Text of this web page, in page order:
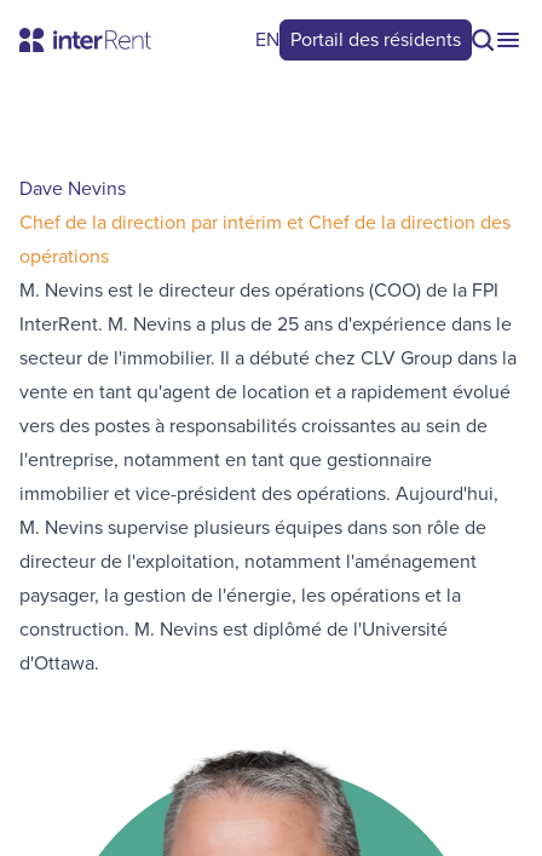
EN Portail des résidents
Dave Nevins
Chef de la direction par intérim et Chef de la direction des
opérations
M. Nevins est le directeur des opérations (COO) de la FPI
InterRent. M. Nevins a plus de 25 ans d'expérience dans le
secteur de l'immobilier. Il a débuté chez CLV Group dans la
vente en tant qu'agent de location et a rapidement évolué
vers des postes à responsabilités croissantes au sein de
l'entreprise, notamment en tant que gestionnaire
immobilier et vice-président des opérations. Aujourd'hui,
M. Nevins supervise plusieurs équipes dans son rôle de
directeur de l'exploitation, notamment l'aménagement
paysager, la gestion de l'énergie, les opérations et la
construction. M. Nevins est diplômé de l'Université
d'Ottawa.